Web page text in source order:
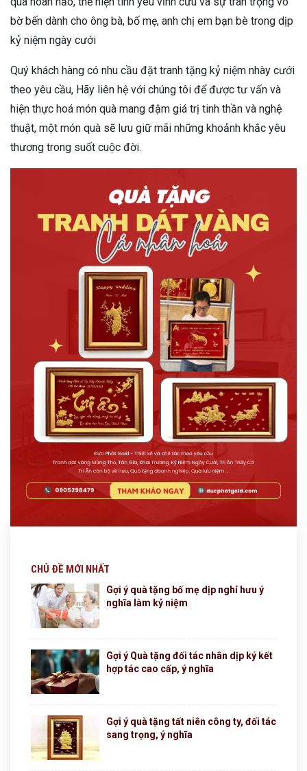
bờ bến dành cho ông bà, bố mẹ, anh chị em bạn bè trong dịp
kỷ niệm ngày cưới
Quý khách hàng có nhu cầu đặt tranh tặng kỷ niệm nhày cưới
theo yêu cầu, Hãy liên hệ với chúng tôi để được tư vấn và
hiện thực hoá món quà mang đậm giá trị tinh thần và nghệ
thuật, một món quà sẽ lưu giữ mãi những khoảnh khắc yêu
thương trong suốt cuộc đời.
CHỦ ĐỀ MỚI NHẤT
Gợi ý quà tặng bố mẹ dịp nghỉ hưu ý
nghĩa làm kỷ niệm
Gợi ý Quà tặng đối tác nhân dịp ký kết
hợp tác cao cấp, ý nghĩa
Gợi ý quà tặng tất niên công ty, đối tác
sang trọng, ý nghĩa